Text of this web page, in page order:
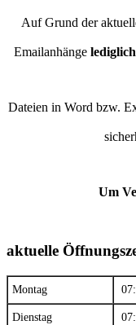
Auf Grund der
Emailanhänge
Dateien in Word bzw.
Um
aktuelle
Montag
Dienstag